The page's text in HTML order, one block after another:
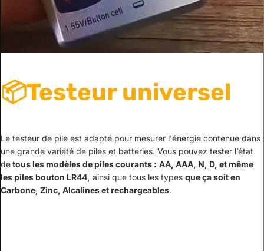
📦Testeur universel
Le testeur de pile est adapté pour mesurer l'énergie contenue dans
une grande variété de piles et batteries. Vous pouvez tester l’état
detous les modèles de piles courants : AA, AAA, N, D, et même
les piles bouton LR44, ainsi que tous les types que ça soit en
Carbone, Zinc, Alcalines et rechargeables.